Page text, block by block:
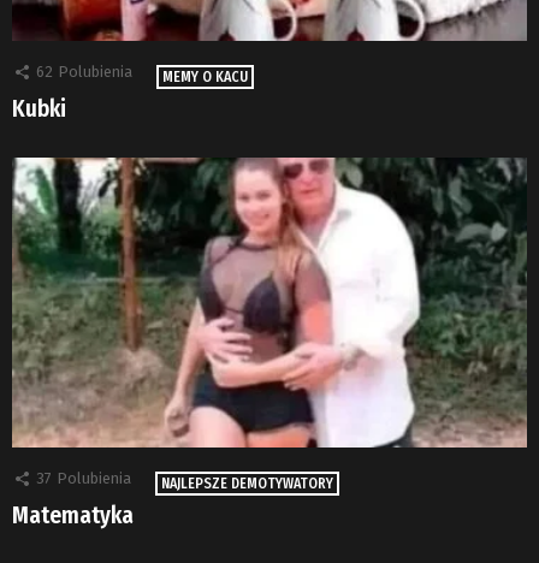
62 Polubienia MEMY O KACU
Kubki
37 Polubienia NAJLEPSZE DEMOTYWATORY
Matematyka